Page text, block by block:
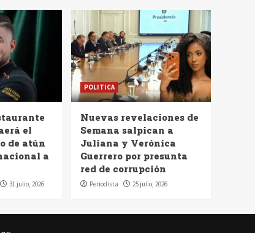
el
de atún
a
31 julio, 2026
POLITICA
Nuevas revelaciones de
Semana salpican a
Juliana y Verónica
Guerrero por presunta
red de corrupción
Periodista 25 julio, 2026